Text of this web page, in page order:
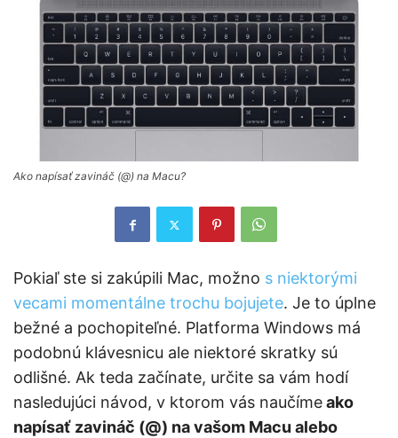
Ako napísať zavináč (@) na Macu?
Pokiaľ ste si zakúpili Mac, možno s niektorými
vecami momentálne trochu bojujete. Je to úplne
bežné a pochopiteľné. Platforma Windows má
podobnú klávesnicu ale niektoré skratky sú
odlišné. Ak teda začínate, určite sa vám hodí
nasledujúci návod, v ktorom vás naučímeako
napísať zavináč (@) na vašom Macu alebo